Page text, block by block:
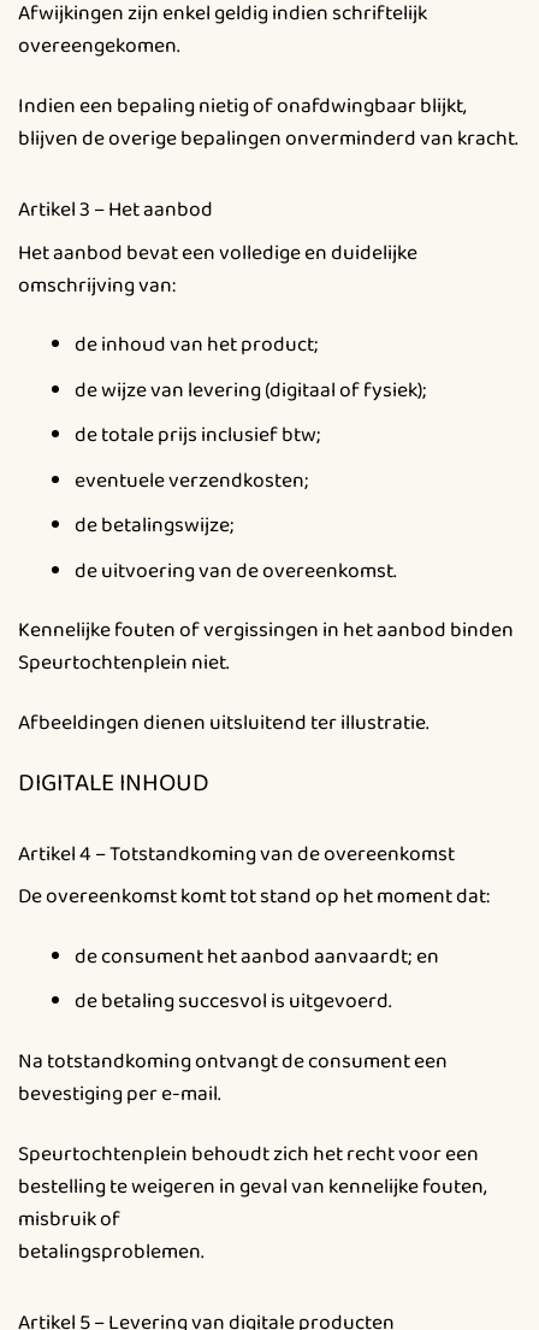
Afwijkingen zijn enkel geldig indien schriftelijk
overeengekomen.
Indien een bepaling nietig of onafdwingbaar blijkt,
blijven de overige bepalingen onverminderd van kracht.
Artikel 3 – Het aanbod
Het aanbod bevat een volledige en duidelijke
omschrijving van:
de inhoud van het product;
de wijze van levering (digitaal of fysiek);
de totale prijs inclusief btw;
eventuele verzendkosten;
de betalingswijze;
de uitvoering van de overeenkomst.
Kennelijke fouten of vergissingen in het aanbod binden
Speurtochtenplein niet.
Afbeeldingen dienen uitsluitend ter illustratie.
DIGITALE INHOUD
Artikel 4 – Totstandkoming van de overeenkomst
De overeenkomst komt tot stand op het moment dat:
de consument het aanbod aanvaardt; en
de betaling succesvol is uitgevoerd.
Na totstandkoming ontvangt de consument een
bevestiging per e-mail.
Speurtochtenplein behoudt zich het recht voor een
bestelling te weigeren in geval van kennelijke fouten,
misbruik of
betalingsproblemen.
Artikel 5 – Levering van digitale producten